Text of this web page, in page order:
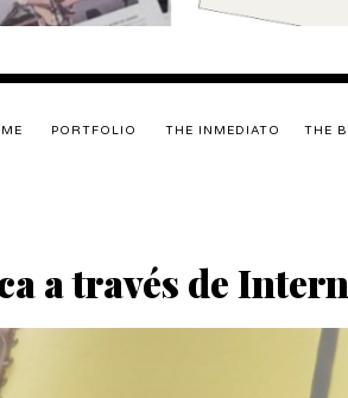
PORTFOLIO THE INMEDIATO THE
a través de